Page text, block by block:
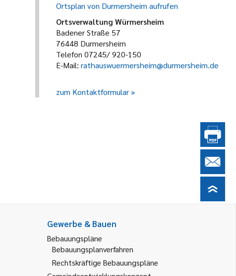
Ortsplan von Durmersheim aufrufen
Ortsverwaltung Würmersheim
Badener Straße 57
76448 Durmersheim
Telefon 07245/ 920-150
E-Mail: rathauswuermersheim@durmersheim.de
zum Kontaktformular
Gewerbe & Bauen
Bebauungspläne
Bebauungsplanverfahren
Rechtskräftige Bebauungspläne